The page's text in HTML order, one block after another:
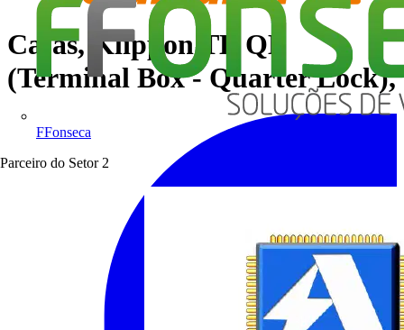
FFonseca
Parceiro do Setor 2
Cajas, Klippon TB QL
(Terminal Box - Quarter Lock),